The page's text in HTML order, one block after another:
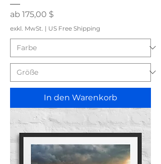
ab 175,00 $
Sale-Preis
exkl. MwSt. | US Free Shipping
In den Warenkorb